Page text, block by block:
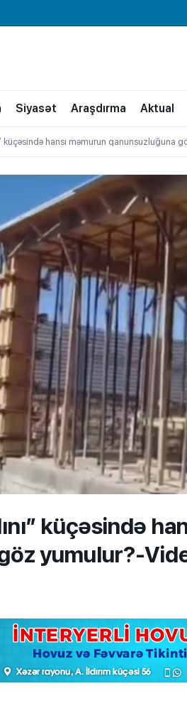
Siyasət Araşdırma Aktual
küçəsində hansı məmurun qanunsuzluğuna
küçəsində
yumulur?-